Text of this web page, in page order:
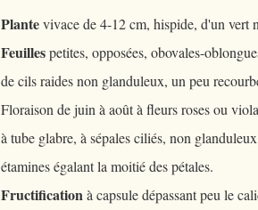
Plantevivace de 4-12 cm, hispide, d'un vert
Feuillespetites, opposées, obovales-
de cils raides non glanduleux, un peu
Floraison de juin à août à fleurs roses ou
à tube glabre, à sépales ciliés, non
étamines égalant la moitié des pétales.
Fructification à capsule dépassant peu le